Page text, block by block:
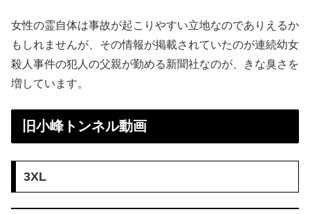
女性の霊自体は事故が起こりやすい立地なのでありえるか
もしれませんが、その情報が掲載されていたのが連続幼女
殺人事件の犯人の父親が勤める新聞社なのが、きな臭さを
増しています。
旧小峰トンネル動画
3XL